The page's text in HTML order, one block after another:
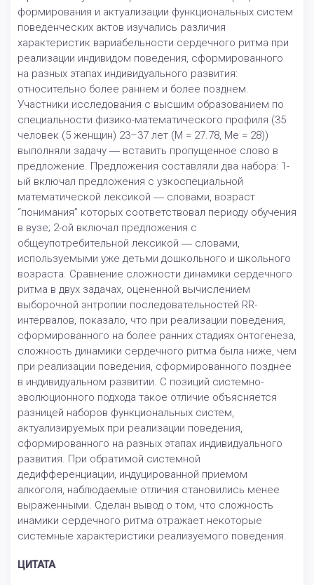
формирования и актуализации функциональных систем
поведенческих актов изучались различия
характеристик вариабельности сердечного ритма при
реализации индивидом поведения, сформированного
на разных этапах индивидуального развития:
относительно более раннем и более позднем.
Участники исследования с высшим образованием по
специальности физико-математического профиля (35
человек (5 женщин) 23–37 лет (M = 27.78, Me = 28))
выполняли задачу ― вставить пропущенное слово в
предложение. Предложения составляли два набора: 1-
ый включал предложения с узкоспециальной
математической лексикой ― словами, возраст
“понимания” которых соответствовал периоду обучения
в вузе; 2-ой включал предложения с
общеупотребительной лексикой ― словами,
используемыми уже детьми дошкольного и школьного
возраста. Сравнение сложности динамики сердечного
ритма в двух задачах, оцененной вычислением
выборочной энтропии последовательностей RR-
интервалов, показало, что при реализации поведения,
сформированного на более ранних стадиях онтогенеза,
сложность динамики сердечного ритма была ниже, чем
при реализации поведения, сформированного позднее
в индивидуальном развитии. С позиций системно-
эволюционного подхода такое отличие объясняется
разницей наборов функциональных систем,
актуализируемых при реализации поведения,
сформированного на разных этапах индивидуального
развития. При обратимой системной
дедифференциации, индуцированной приемом
алкоголя, наблюдаемые отличия становились менее
выраженными. Сделан вывод о том, что сложность
инамики сердечного ритма отражает некоторые
системные характеристики реализуемого поведения.
ЦИТАТА